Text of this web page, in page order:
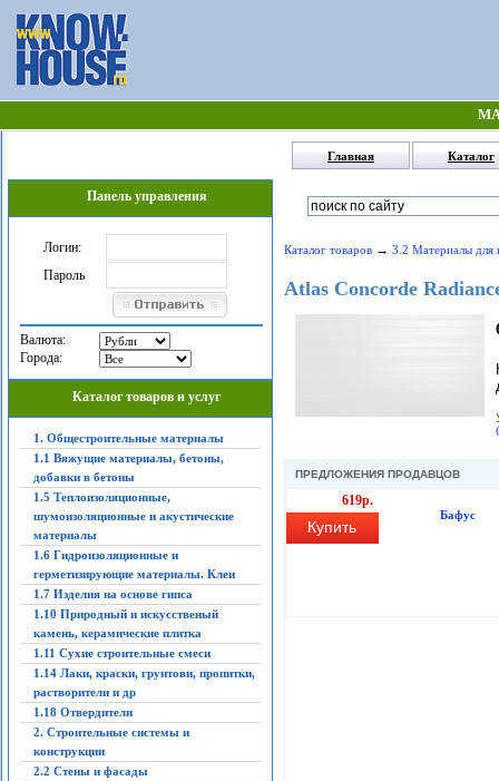
Главная Каталог
Панель управления
Логин:
Пароль
Валюта:
Города:
Каталог товаров и услуг
1. Общестроительные материалы
1.1 Вяжущие материалы, бетоны,
добавки в бетоны
1.5 Теплоизоляционные,
шумоизоляционные и акустические
материалы
1.6 Гидроизоляционные и
герметизирующие материалы. Клеи
1.7 Изделия на основе гипса
1.10 Природный и искусственый
камень, керамические плитка
1.11 Сухие строительные смеси
1.14 Лаки, краски, грунтови, пропитки,
растворители и др
1.18 Отвердители
2. Строительные системы и
конструкции
2.2 Стены и фасады
Каталог товаров→ 3.2 Материалы для
Atlas Concorde
ПРЕДЛОЖЕНИЯ ПРОДАВЦОВ
619р.
Купить
Бафус